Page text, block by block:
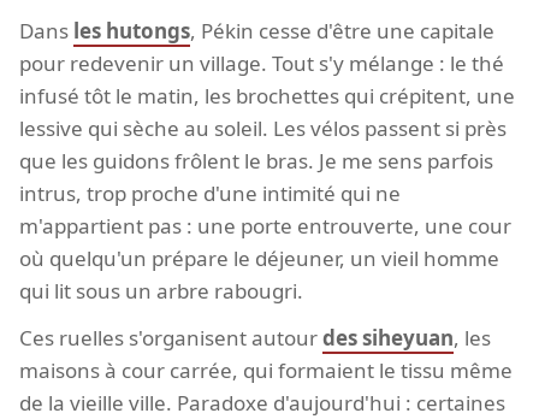
Dans les hutongs, Pékin cesse d'être une capitale
pour redevenir un village. Tout s'y mélange : le thé
infusé tôt le matin, les brochettes qui crépitent, une
lessive qui sèche au soleil. Les vélos passent si près
que les guidons frôlent le bras. Je me sens parfois
intrus, trop proche d'une intimité qui ne
m'appartient pas : une porte entrouverte, une cour
où quelqu'un prépare le déjeuner, un vieil homme
qui lit sous un arbre rabougri.
Ces ruelles s'organisent autourdes siheyuan, les
maisons à cour carrée, qui formaient le tissu même
de la vieille ville. Paradoxe d'aujourd'hui : certaines